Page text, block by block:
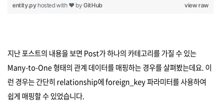
view raw
entity.py hosted with ❤ byGitHub
지난 포스트의 내용을 보면 Post가 하나의 카테고리를 가질 수 있는
Many-to-One 형태의 관계 데이터를 매핑하는 경우를 살펴봤는데요. 이
런 경우는 간단히 relationship에 foreign_key 파라미터를 사용하여
쉽게 매핑할 수 있었습니다.